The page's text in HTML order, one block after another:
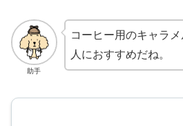
助手
コーヒー用のキャラ
人におすすめだね。